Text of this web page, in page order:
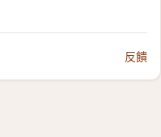
反饋